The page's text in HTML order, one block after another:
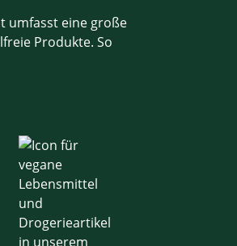
umfasst eine große
Produkte. So